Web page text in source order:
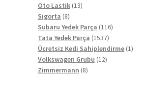
Oto Lastik 1313
Sigorta 88
ürün
Subaru Yedek Parça 116116
Tata Yedek Parça 15371537
ürün
Ücretsiz Kedi Sahiplendirme 11
Volkswagen Grubu 1212
Zimmermann 88